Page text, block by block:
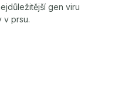
gen viru
v prsu.